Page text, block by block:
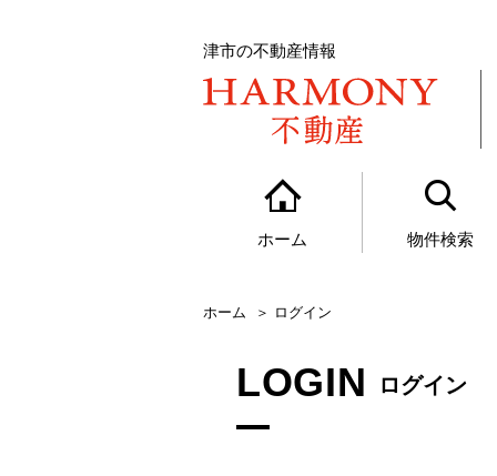
津市の不動産情報
ホーム 物件検索
ホーム ログイン
LOGIN ログイン